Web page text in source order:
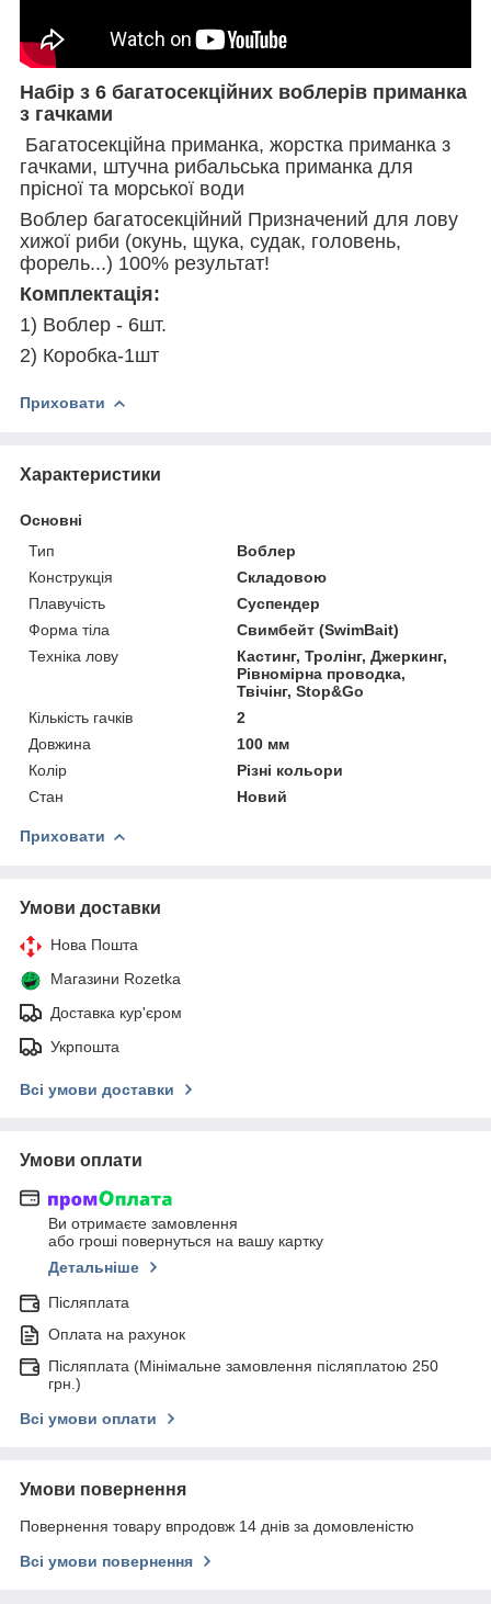
Набір з 6 багатосекційних воблерів приманка
з гачками
Багатосекційна приманка, жорстка приманка з
гачками, штучна рибальська приманка для
прісної та морської води
Воблер багатосекційний Призначений для лову
хижої риби (окунь, щука, судак, головень,
форель...) 100% результат!
Комплектація:
1) Воблер - 6шт.
2) Коробка-1шт
Приховати
Характеристики
Основні
Тип
Воблер
Конструкція
Складовою
Плавучість
Суспендер
Форма тіла
Свимбейт (SwimBait)
Техніка лову
Кастинг, Тролінг, Джеркинг,
Рівномірна проводка,
Твічінг, Stop&Go
Кількість гачків
2
Довжина
100 мм
Колір
Різні кольори
Стан
Новий
Приховати
Умови доставки
Нова Пошта
Магазини Rozetka
Доставка кур'єром
Укрпошта
Всі умови доставки
Умови оплати
Ви отримаєте замовлення
або гроші повернуться на вашу картку
Детальніше
Післяплата
Оплата на рахунок
Післяплата (Мінімальне замовлення післяплатою 250
грн.)
Всі умови оплати
Умови повернення
Повернення товару впродовж 14 днів за домовленістю
Всі умови повернення